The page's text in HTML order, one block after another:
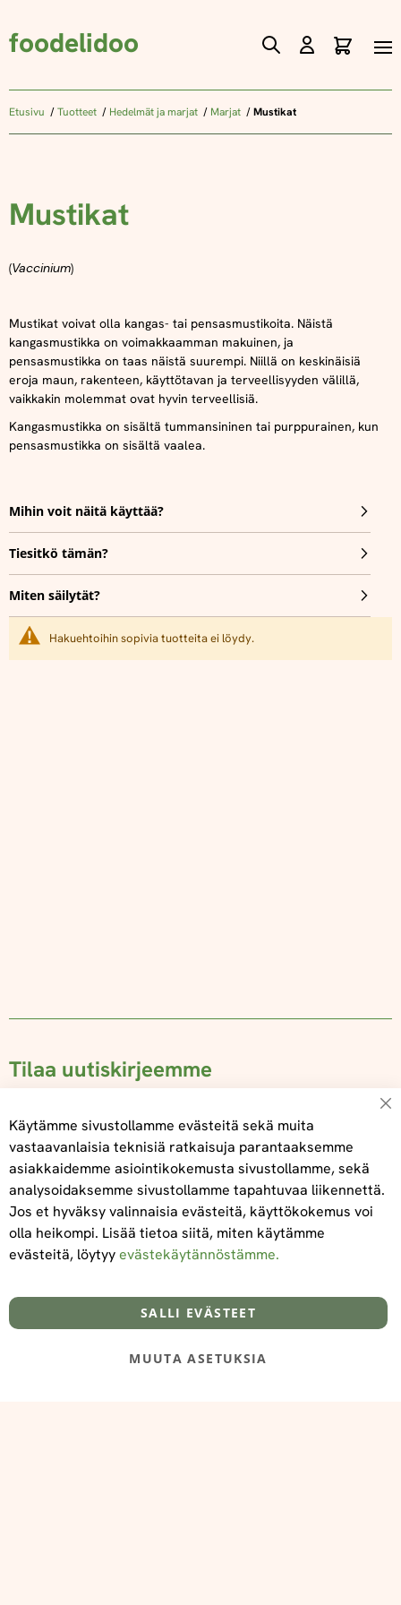
foodelidoo
Skip
Content
Etusivu Tuotteet Hedelmät ja marjat Marjat Mustikat
Mustikat
(Vaccinium)
Mustikat voivat olla kangas- tai pensasmustikoita. Näistä
kangasmustikka on voimakkaamman makuinen, ja
pensasmustikka on taas näistä suurempi. Niillä on keskinäisiä
eroja maun, rakenteen, käyttötavan ja terveellisyyden välillä,
vaikkakin molemmat ovat hyvin terveellisiä.
Kangasmustikka on sisältä tummansininen tai purppurainen, kun
pensasmustikka on sisältä vaalea.
Mihin voit näitä käyttää?
Tiesitkö tämän?
Miten säilytät?
Hakuehtoihin sopivia tuotteita ei löydy.
Tilaa uutiskirjeemme
Tilaa
Tietoa meistä
@‌2025 FooDeliDoo
Toimitus- ja maksuehdot
Käytämme sivustollamme evästeitä sekä muita
vastaavanlaisia teknisiä ratkaisuja parantaaksemme
asiakkaidemme asiointikokemusta sivustollamme, sekä
analysoidaksemme sivustollamme tapahtuvaa liikennettä.
Jos et hyväksy valinnaisia evästeitä, käyttökokemus voi
olla heikompi. Lisää tietoa siitä, miten käytämme
evästeitä, löytyyevästekäytännöstämme.
SALLI EVÄSTEET
MUUTA ASETUKSIA